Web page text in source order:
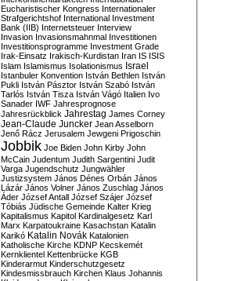
Eucharistischer Kongress Internationaler
Strafgerichtshof International Investment
Bank (IIB) Internetsteuer Interview
Invasion Invasionsmahnmal Investitionen
Investitionsprogramme Investment Grade
Irak-Einsatz Irakisch-Kurdistan Iran IS ISIS
Islam Islamismus Isolationismus Israel
Istanbuler Konvention István Bethlen István
Pukli István Pásztor István Szabó István
Tarlós István Tisza István Vágó Italien Ivo
Sanader IWF Jahresprognose
Jahresrückblick Jahrestag James Corney
Jean-Claude Juncker Jean Asselborn
Jenő Rácz Jerusalem Jewgeni Prigoschin
Jobbik Joe Biden John Kirby John
McCain Judentum Judith Sargentini Judit
Varga Jugendschutz Jungwähler
Justizsystem János Dénes Orbán János
Lázár János Volner János Zuschlag János
Áder József Antall József Szájer József
Tóbiás Jüdische Gemeinde Kalter Krieg
Kapitalismus Kapitol Kardinalgesetz Karl
Marx Karpatoukraine Kasachstan Katalin
Karikó Katalin Novák Katalonien
Katholische Kirche KDNP Kecskemét
Kernklientel Kettenbrücke KGB
Kinderarmut Kinderschutzgesetz
Kindesmissbrauch Kirchen Klaus Johannis